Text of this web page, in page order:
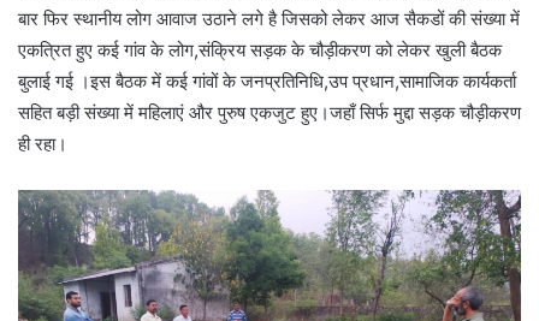
बार फिर स्थानीय लोग आवाज उठाने लगे है जिसको लेकर आज सैकडों की संख्या में
एकत्रित हुए कई गांव के लोग,संक्रिय सड़क के चौड़ीकरण को लेकर खुली बैठक
बुलाई गई ।इस बैठक में कई गांवों के जनप्रतिनिधि,उप प्रधान,सामाजिक कार्यकर्ता
सहित बड़ी संख्या में महिलाएं और पुरुष एकजुट हुए।जहाँ सिर्फ मुद्दा सड़क चौड़ीकरण
ही रहा।